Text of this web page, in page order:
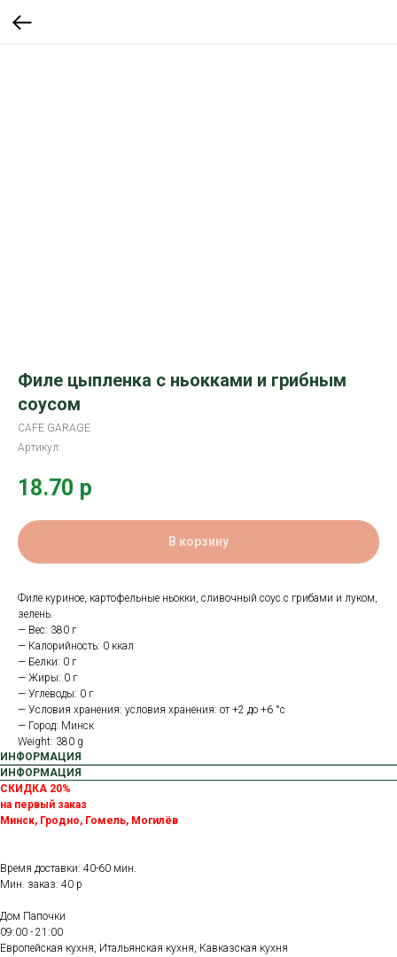
Филе цыпленка с ньокками и грибным
соусом
CAFE GARAGE
Артикул:
18.70 р
В корзину
Филе куриное, картофельные ньокки, сливочный соус с грибами и луком,
зелень.
— Вес: 380 г
— Калорийность: 0 ккал
— Белки: 0 г
— Жиры: 0 г
— Углеводы: 0 г
— Условия хранения: условия хранения: от +2 до +6 °с
— Город: Минск
Weight: 380 g
ИНФОРМАЦИЯ
ИНФОРМАЦИЯ
СКИДКА 20%
на первый заказ
Минск, Гродно, Гомель, Могилёв
Время доставки: 40-60 мин.
Мин. заказ: 40 р
Дом Папочки
09:00 - 21:00
Европейская кухня, Итальянская кухня, Кавказская кухня